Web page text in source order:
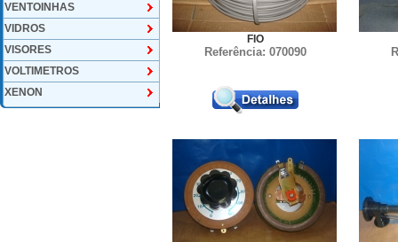
VENTOINHAS
VIDROS
VISORES
VOLTIMETROS
XENON
FIO
Referência: 070090